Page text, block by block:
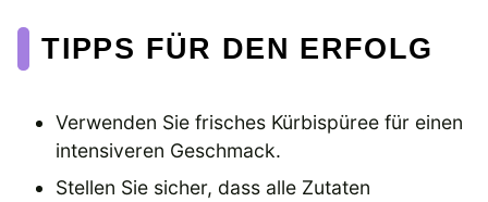
TIPPS FÜR DEN ERFOLG
Verwenden Sie frisches Kürbispüree für einen
intensiveren Geschmack.
Stellen Sie sicher, dass alle Zutaten